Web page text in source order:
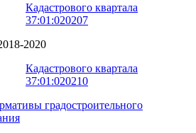
Кадастрового квартала
37:01:020207
2020
Кадастрового квартала
37:01:020210
градостроительного